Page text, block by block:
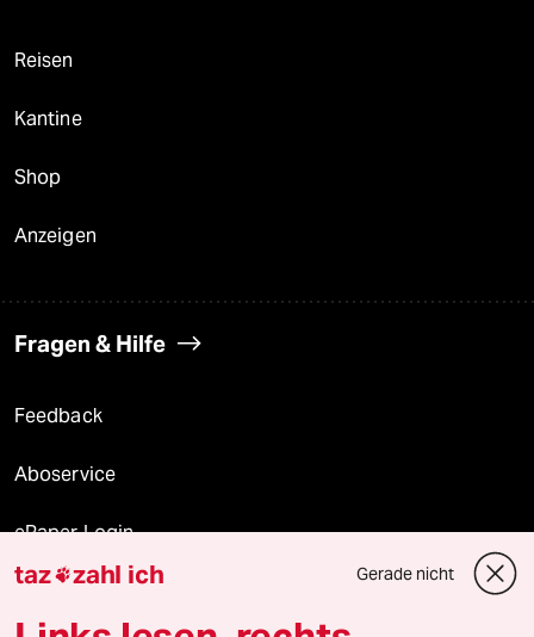
Reisen
Kantine
Shop
Anzeigen
Fragen & Hilfe
Feedback
Aboservice
ePaper Login
Downloads für Abonnierende
taz zahl ich Gerade nicht